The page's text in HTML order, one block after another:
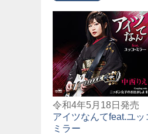
令和4年5月18日発売
アイツなんてfeat.ユッ
ミラー